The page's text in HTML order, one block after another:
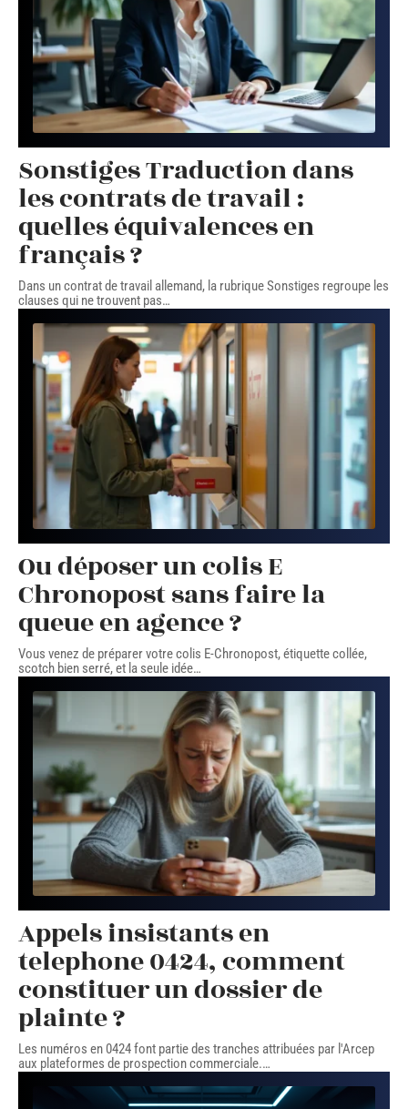
Sonstiges Traduction dans
les contrats de travail :
quelles équivalences en
français ?
Dans un contrat de travail allemand, la rubrique Sonstiges regroupe les
clauses qui ne trouvent pas…
Ou déposer un colis E
Chronopost sans faire la
queue en agence ?
Vous venez de préparer votre colis E-Chronopost, étiquette collée,
scotch bien serré, et la seule idée…
Appels insistants en
telephone 0424, comment
constituer un dossier de
plainte ?
Les numéros en 0424 font partie des tranches attribuées par l'Arcep
aux plateformes de prospection commerciale.…